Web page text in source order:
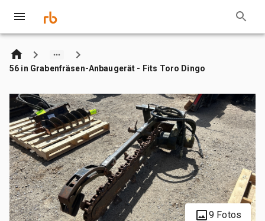
56 in Grabenfräsen-Anbaugerät - Fits Toro Dingo
9 Fotos